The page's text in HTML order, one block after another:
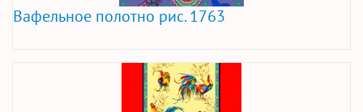
Вафельное полотно рис. 1763